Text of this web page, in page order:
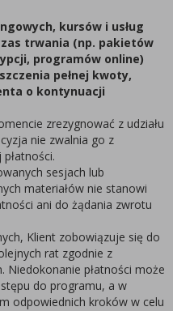
kursów i usług
trwania (np. pakietów
programów online)
pełnej kwoty,
o kontynuacji
zrezygnować z udziału
nie zwalnia go z
sesjach lub
materiałów nie stanowi
ani do żądania zwrotu
Klient zobowiązuje się do
rat zgodnie z
płatności może
do programu, a w
odpowiednich kroków w celu